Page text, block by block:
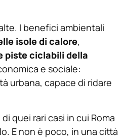
I benefici ambientali
isole di calore,
piste ciclabili della
e sociale:
urbana, capace di ridare
quei rari casi in cui Roma
E non è poco, in una città